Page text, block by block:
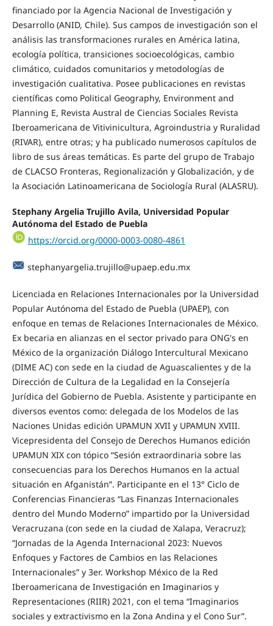
financiado por la Agencia Nacional de Investigación y
Desarrollo (ANID, Chile). Sus campos de investigación son el
análisis las transformaciones rurales en América latina,
ecología política, transiciones socioecológicas, cambio
climático, cuidados comunitarios y metodologías de
investigación cualitativa. Posee publicaciones en revistas
científicas como Political Geography, Environment and
Planning E, Revista Austral de Ciencias Sociales Revista
Iberoamericana de Vitivinicultura, Agroindustria y Ruralidad
(RIVAR), entre otras; y ha publicado numerosos capítulos de
libro de sus áreas temáticas. Es parte del grupo de Trabajo
de CLACSO Fronteras, Regionalización y Globalización, y de
la Asociación Latinoamericana de Sociología Rural (ALASRU).
Stephany Argelia Trujillo Avila, Universidad Popular
Autónoma del Estado de Puebla
https://orcid.org/0000-0003-0080-4861
stephanyargelia.trujillo@upaep.edu.mx
Licenciada en Relaciones Internacionales por la Universidad
Popular Autónoma del Estado de Puebla (UPAEP), con
enfoque en temas de Relaciones Internacionales de México.
Ex becaria en alianzas en el sector privado para ONG's en
México de la organización Diálogo Intercultural Mexicano
(DIME AC) con sede en la ciudad de Aguascalientes y de la
Dirección de Cultura de la Legalidad en la Consejería
Jurídica del Gobierno de Puebla. Asistente y participante en
diversos eventos como: delegada de los Modelos de las
Naciones Unidas edición UPAMUN XVII y UPAMUN XVIII.
Vicepresidenta del Consejo de Derechos Humanos edición
UPAMUN XIX con tópico “Sesión extraordinaria sobre las
consecuencias para los Derechos Humanos en la actual
situación en Afganistán”. Participante en el 13° Ciclo de
Conferencias Financieras “Las Finanzas Internacionales
dentro del Mundo Moderno” impartido por la Universidad
Veracruzana (con sede en la ciudad de Xalapa, Veracruz);
“Jornadas de la Agenda Internacional 2023: Nuevos
Enfoques y Factores de Cambios en las Relaciones
Internacionales” y 3er. Workshop México de la Red
Iberoamericana de Investigación en Imaginarios y
Representaciones (RIIR) 2021, con el tema “Imaginarios
sociales y extractivismo en la Zona Andina y el Cono Sur”.